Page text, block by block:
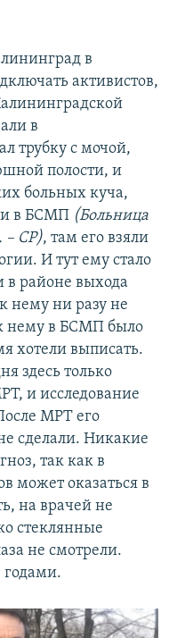
в
активистов,
в
трубку с мочой,
полости, и
больных куча,
в БСМП (Больница
– СР), там его взяли
И тут ему стало
в районе выхода
нему ни разу не
нему в БСМП было
хотели выписать.
здесь только
и исследование
МРТ его
сделали. Никакие
так как в
может оказаться в
на врачей не
стеклянные
не смотрели.
годами.